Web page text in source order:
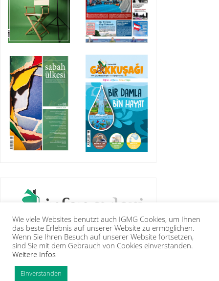
IGMG PRESSE
MITGLIEDSCHAFT
Wie viele Websites benutzt auch IGMG Cookies, um Ihnen
das beste Erlebnis auf unserer Website zu ermöglichen.
Wenn Sie Ihren Besuch auf unserer Website fortsetzen,
sind Sie mit dem Gebrauch von Cookies einverstanden.
Weitere Infos
Einverstanden